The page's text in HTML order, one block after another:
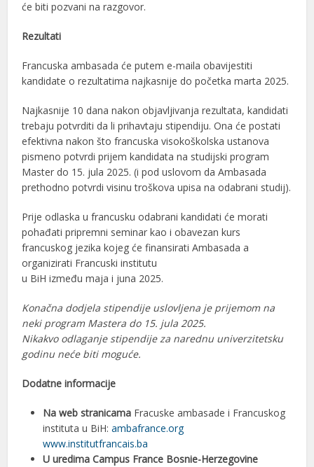
će biti pozvani na razgovor.
Rezultati
Francuska ambasada će putem e-maila obavijestiti
kandidate o rezultatima najkasnije do početka marta 2025.
Najkasnije 10 dana nakon objavljivanja rezultata, kandidati
trebaju potvrditi da li prihavtaju stipendiju. Ona će postati
efektivna nakon što francuska visokoškolska ustanova
pismeno potvrdi prijem kandidata na studijski program
Master do 15. jula 2025. (i pod uslovom da Ambasada
prethodno potvrdi visinu troškova upisa na odabrani studij).
Prije odlaska u francusku odabrani kandidati će morati
pohađati pripremni seminar kao i obavezan kurs
francuskog jezika kojeg će finansirati Ambasada a
organizirati Francuski institutu
u BiH između maja i juna 2025.
Konačna dodjela stipendije uslovljena je prijemom na
neki program Mastera do 15. jula 2025.
Nikakvo odlaganje stipendije za narednu univerzitetsku
godinu neće biti moguće.
Dodatne informacije
Na web stranicama Fracuske ambasade i Francuskog
instituta u BiH: ambafrance.org
www.institutfrancais.ba
U uredima Campus France Bosnie-Herzegovine